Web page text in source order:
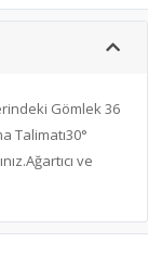
Gömlek 36
Talimatı30°
ve